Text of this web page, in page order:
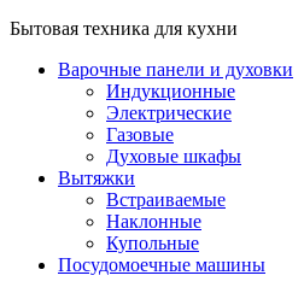
Бытовая техника для кухни
Варочные панели и духовки
Индукционные
Электрические
Газовые
Духовые шкафы
Вытяжки
Встраиваемые
Наклонные
Купольные
Посудомоечные машины